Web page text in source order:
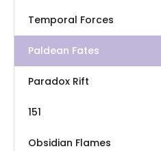
Temporal Forces
Paldean Fates
Paradox Rift
151
Obsidian Flames